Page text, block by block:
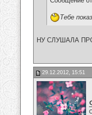
Тебе
НУ СЛУШАЛА
29.12.2012, 15:51